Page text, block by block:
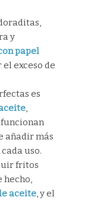
y
papel
exceso de
es
,
añadir más
uso.
fritos
hecho,
aceite, y el